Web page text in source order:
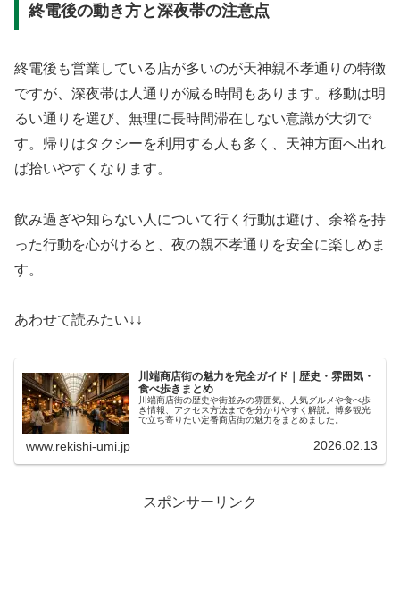
終電後の動き方と深夜帯の注意点
終電後も営業している店が多いのが天神親不孝通りの特徴
ですが、深夜帯は人通りが減る時間もあります。移動は明
るい通りを選び、無理に長時間滞在しない意識が大切で
す。帰りはタクシーを利用する人も多く、天神方面へ出れ
ば拾いやすくなります。
飲み過ぎや知らない人について行く行動は避け、余裕を持
った行動を心がけると、夜の親不孝通りを安全に楽しめま
す。
あわせて読みたい↓↓
川端商店街の魅力を完全ガイド｜歴史・雰囲気・
食べ歩きまとめ
川端商店街の歴史や街並みの雰囲気、人気グルメや食べ歩
き情報、アクセス方法までを分かりやすく解説。博多観光
で立ち寄りたい定番商店街の魅力をまとめました。
www.rekishi-umi.jp 2026.02.13
スポンサーリンク